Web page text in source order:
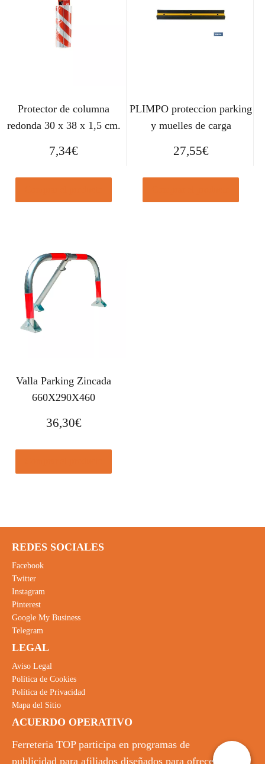
Protector de columna
redonda 30 x 38 x 1,5 cm.
7,34€
PLIMPO proteccion parking
y muelles de carga
27,55€
Valla Parking Zincada
660X290X460
36,30€
REDES SOCIALES
Facebook
Twitter
Instagram
Pinterest
Google My Business
Telegram
LEGAL
Aviso Legal
Política de Cookies
Política de Privacidad
Mapa del Sitio
ACUERDO OPERATIVO
Ferreteria TOP participa en programas de
publicidad para afiliados diseñados para ofrecer a